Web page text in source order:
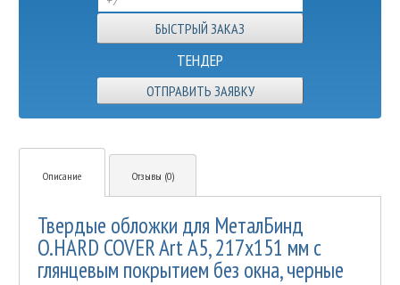
ТЕНДЕР
ОТПРАВИТЬ ЗАЯВКУ
Описание Отзывы (0)
Твердые обложки для МеталБинд
O.HARD COVER Art А5, 217х151 мм с
глянцевым покрытием без окна, черные